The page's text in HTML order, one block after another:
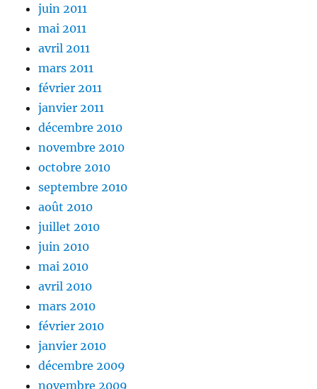
juin 2011
mai 2011
avril 2011
mars 2011
février 2011
janvier 2011
décembre 2010
novembre 2010
octobre 2010
septembre 2010
août 2010
juillet 2010
juin 2010
mai 2010
avril 2010
mars 2010
février 2010
janvier 2010
décembre 2009
novembre 2009